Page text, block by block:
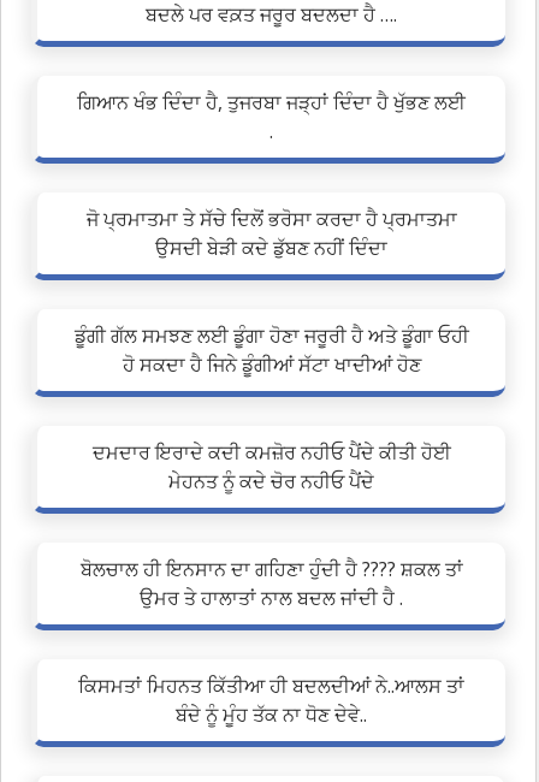
ਬਦਲੇ ਪਰ ਵਕ਼ਤ ਜਰੂਰ ਬਦਲਦਾ ਹੈ ….
ਗਿਆਨ ਖੰਭ ਦਿੰਦਾ ਹੈ, ਤੁਜਰਬਾ ਜੜ੍ਹਾਂ ਦਿੰਦਾ ਹੈ ਖੁੱਭਣ ਲਈ
.
ਜੋ ਪ੍ਰਮਾਤਮਾ ਤੇ ਸੱਚੇ ਦਿਲੋਂ ਭਰੋਸਾ ਕਰਦਾ ਹੈ ਪ੍ਰਮਾਤਮਾ
ਉਸਦੀ ਬੇੜੀ ਕਦੇ ਡੁੱਬਣ ਨਹੀਂ ਦਿੰਦਾ
ਡੂੰਗੀ ਗੱਲ ਸਮਝਣ ਲਈ ਡੂੰਗਾ ਹੋਣਾ ਜਰੂਰੀ ਹੈ ਅਤੇ ਡੂੰਗਾ ਓਹੀ
ਹੋ ਸਕਦਾ ਹੈ ਜਿਨੇ ਡੂੰਗੀਆਂ ਸੱਟਾ ਖਾਦੀਆਂ ਹੋਣ
ਦਮਦਾਰ ਇਰਾਦੇ ਕਦੀ ਕਮਜ਼ੋਰ ਨਹੀਓ ਪੈਂਦੇ ਕੀਤੀ ਹੋਈ
ਮੇਹਨਤ ਨੂੰ ਕਦੇ ਚੋਰ ਨਹੀਓ ਪੈਂਦੇ
ਬੋਲਚਾਲ ਹੀ ਇਨਸਾਨ ਦਾ ਗਹਿਣਾ ਹੁੰਦੀ ਹੈ ???? ਸ਼ਕਲ ਤਾਂ
ਉਮਰ ਤੇ ਹਾਲਾਤਾਂ ਨਾਲ ਬਦਲ ਜਾਂਦੀ ਹੈ .
ਕਿਸਮਤਾਂ ਮਿਹਨਤ ਕਿੱਤੀਆ ਹੀ ਬਦਲਦੀਆਂ ਨੇ..ਆਲਸ ਤਾਂ
ਬੰਦੇ ਨੂੰ ਮੂੰਹ ਤੱਕ ਨਾ ਧੋਣ ਦੇਵੇ..